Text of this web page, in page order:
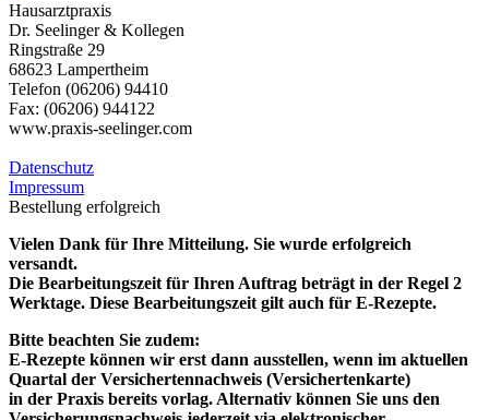
Hausarztpraxis
Dr. Seelinger & Kollegen
Ringstraße 29
68623 Lampertheim
Telefon (06206) 94410
Fax: (06206) 944122
www.praxis-seelinger.com
Datenschutz
Impressum
Bestellung erfolgreich
Vielen Dank für Ihre Mitteilung. Sie wurde erfolgreich
versandt.
Die Bearbeitungszeit für Ihren Auftrag beträgt in der Regel 2
Werktage. Diese Bearbeitungszeit gilt auch für E-Rezepte.
Bitte beachten Sie zudem:
E-Rezepte können wir erst dann ausstellen, wenn im aktuellen
Quartal der Versichertennachweis (Versichertenkarte)
in der Praxis bereits vorlag. Alternativ können Sie uns den